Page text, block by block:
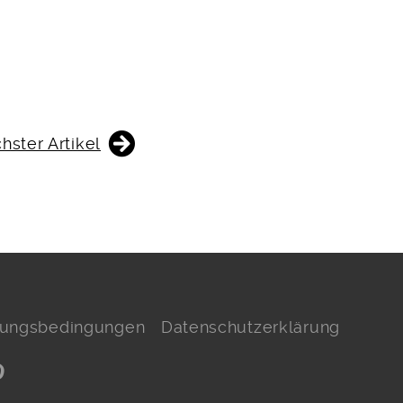
Artikel
Datenschutzerklärung